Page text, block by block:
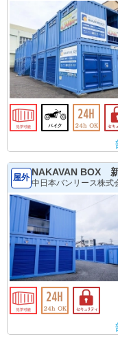
屋外 NAKAVAN BOX
中日本バンリース株式